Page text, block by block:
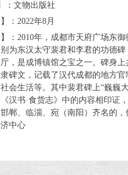
：文物出版社
：2022年8月
2010年，成都市天府广场东御
为东汉太守裴君和李君的功德
，是成博镇馆之宝之一。碑身
碑文，记载了汉代成都的地方官
会生活等。其中裴君碑上“巍巍
汉书·食货志》中的内容相印证
郸、临淄、宛（南阳）齐名的
中心